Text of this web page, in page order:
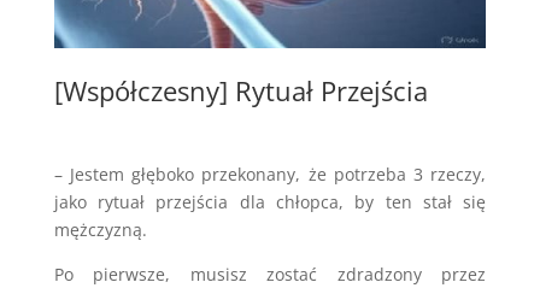
[Współczesny] Rytuał Przejścia
– Jestem głęboko przekonany, że potrzeba 3 rzeczy,
jako rytuał przejścia dla chłopca, by ten stał się
mężczyzną.
Po pierwsze, musisz zostać zdradzony przez